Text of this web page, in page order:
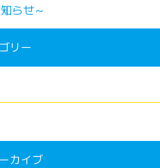
らせ～
リー
カイブ